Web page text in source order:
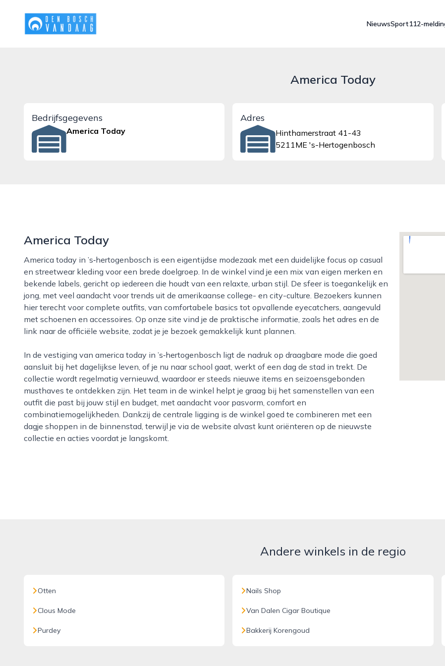
denboschvandaag.nl
NieuwsSport112-
America Today
Bedrijfsgegevens
America Today
Adres
Hinthamerstraat 41-43
5211ME 's-Hertogenbosch
America Today
America today in ’s‑hertogenbosch is een eigentijdse modezaak met een duidelijke focus op casual
en streetwear kleding voor een brede doelgroep. In de winkel vind je een mix van eigen merken en
bekende labels, gericht op iedereen die houdt van een relaxte, urban stijl. De sfeer is toegankelijk en
jong, met veel aandacht voor trends uit de amerikaanse college- en city-culture. Bezoekers kunnen
hier terecht voor complete outfits, van comfortabele basics tot opvallende eyecatchers, aangevuld
met schoenen en accessoires. Op onze site vind je de praktische informatie, zoals het adres en de
link naar de officiële website, zodat je je bezoek gemakkelijk kunt plannen.
In de vestiging van america today in ’s‑hertogenbosch ligt de nadruk op draagbare mode die goed
aansluit bij het dagelijkse leven, of je nu naar school gaat, werkt of een dag de stad in trekt. De
collectie wordt regelmatig vernieuwd, waardoor er steeds nieuwe items en seizoensgebonden
musthaves te ontdekken zijn. Het team in de winkel helpt je graag bij het samenstellen van een
outfit die past bij jouw stijl en budget, met aandacht voor pasvorm, comfort en
combinatiemogelijkheden. Dankzij de centrale ligging is de winkel goed te combineren met een
dagje shoppen in de binnenstad, terwijl je via de website alvast kunt oriënteren op de nieuwste
collectie en acties voordat je langskomt.
Andere winkels in de regio
Otten
Clous Mode
Purdey
Nails Shop
Van Dalen Cigar Boutique
Bakkerij Korengoud